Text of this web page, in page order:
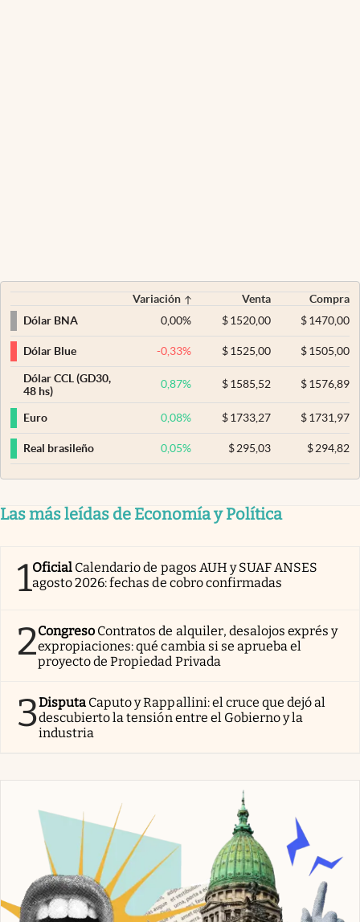
Variación Venta
Compra
Dólar BNA
0,00% $ 1520,00 $1470,00
Dólar Blue -0,33% $ 1525,00 $1505,00
Dólar CCL (GD30,
48 hs)
0,87% $ 1585,52 $1576,89
Euro 0,08% $ 1733,27 $1731,97
Real brasileño 0,05% $ 295,03 $294,82
Las más leídas de Economía y Política
1Oficial Calendario de pagos AUH y SUAF ANSES
agosto 2026: fechas de cobro confirmadas
2Congreso Contratos de alquiler, desalojos exprés y
expropiaciones: qué cambia si se aprueba el
proyecto de Propiedad Privada
3Disputa Caputo y Rappallini: el cruce que dejó al
descubierto la tensión entre el Gobierno y la
industria